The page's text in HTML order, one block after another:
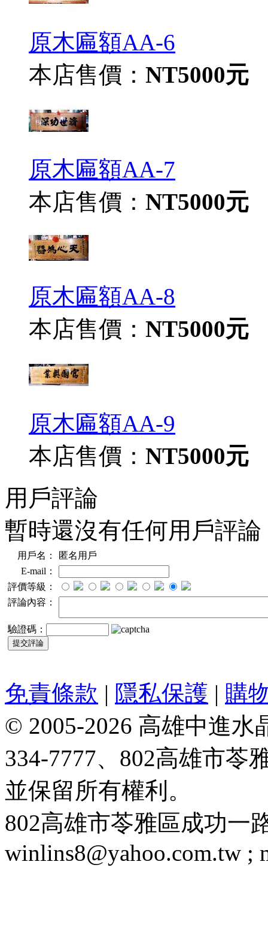
原木匾額AA-6
本店售價： NT5000元
原木匾額AA-7
本店售價： NT5000元
原木匾額AA-8
本店售價： NT5000元
原木匾額AA-9
本店售價： NT5000元
用戶評論
暫時還沒有任何用戶評論
用戶名：
匿名用戶
E-mail：
評價等級：
評論內容：
驗證碼：
免責條款 | 隱私保護 | 購
© 2005-2026 高雄中進水
334-7777、802高雄市苓
並保留所有權利。
802高雄市苓雅區成功一
winlins8@yahoo.com.tw ;